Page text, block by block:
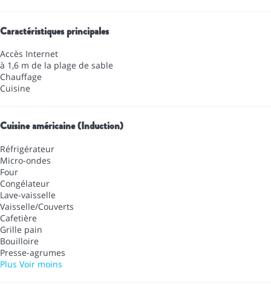
Caractéristiques principales
Accès Internet
à 1,6 m de la plage de sable
Chauffage
Cuisine
Cuisine américaine (Induction)
Réfrigérateur
Micro-ondes
Four
Congélateur
Lave-vaisselle
Vaisselle/Couverts
Cafetière
Grille pain
Bouilloire
Presse-agrumes
Plus Voir moins